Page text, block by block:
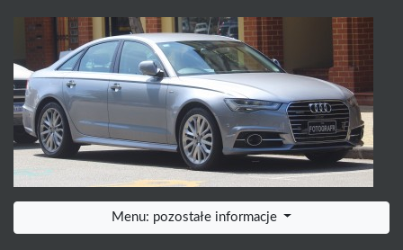
Menu: pozostałe informacje